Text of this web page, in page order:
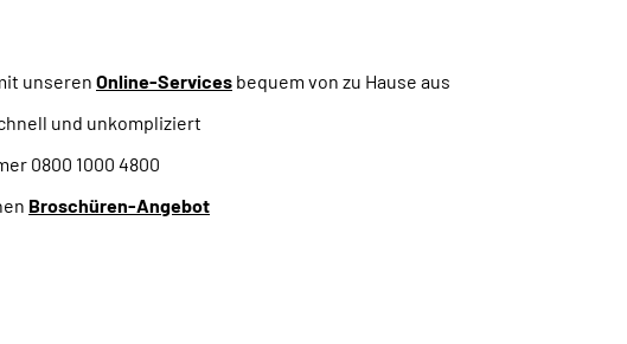
unseren Online-Services bequem von zu Hause aus
und unkompliziert
0800 1000 4800
Broschüren-Angebot